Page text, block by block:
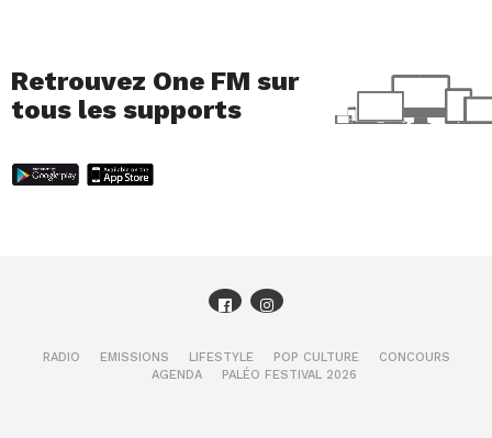
Retrouvez One FM sur
tous les supports
RADIO EMISSIONS LIFESTYLE POP CULTURE
CONCOURS
AGENDA
PALÉO FESTIVAL 2026